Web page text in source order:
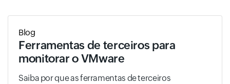
Blog
Ferramentas de terceiros para
monitorar o VMware
Saiba por que as ferramentas de terceiros